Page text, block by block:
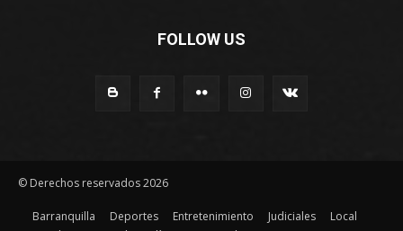
FOLLOW US
© Derechos reservados 2026
Barranquilla Deportes Entretenimiento Judiciales
Local